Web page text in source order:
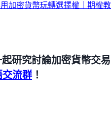
加密貨幣玩轉選擇權｜期權教
起研究討論加密貨幣交
交流群 ！